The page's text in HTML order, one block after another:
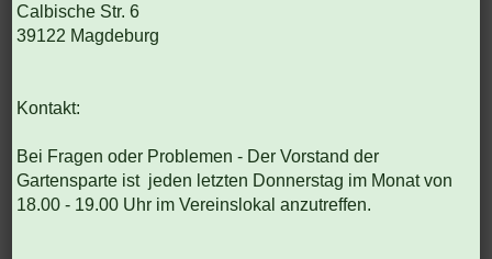
Calbische Str. 6
39122 Magdeburg
Kontakt:
Bei Fragen oder Problemen - Der Vorstand der
Gartensparte ist jeden letzten Donnerstag im Monat von
18.00 - 19.00 Uhr im Vereinslokal anzutreffen.